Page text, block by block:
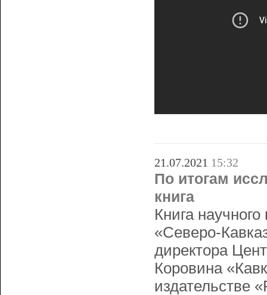
21.07.2021 15:32
По итогам
книга
Книга
«Северо-
директора
Коровина
издательстве